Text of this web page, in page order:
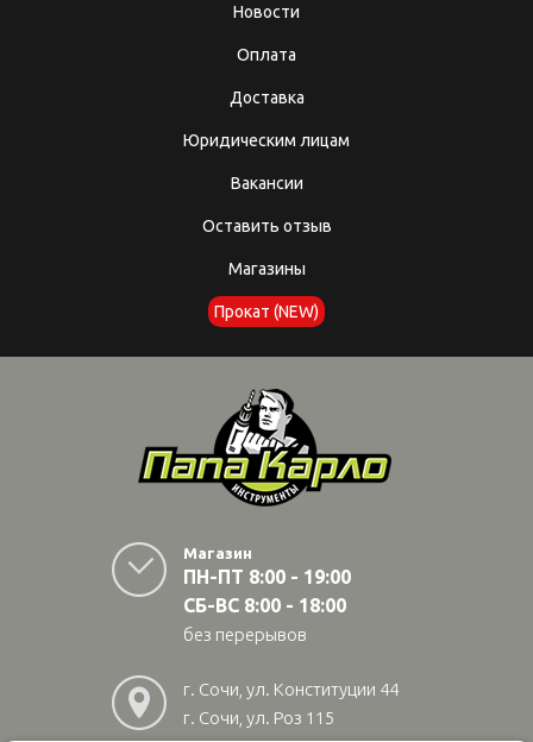
Новости
Оплата
Доставка
Юридическим лицам
Вакансии
Оставить отзыв
Магазины
Прокат (NEW)
Магазин
ПН-ПТ 8:00 - 19:00
СБ-ВС 8:00 - 18:00
без перерывов
г. Сочи, ул. Конституции 44
г. Сочи, ул. Роз 115